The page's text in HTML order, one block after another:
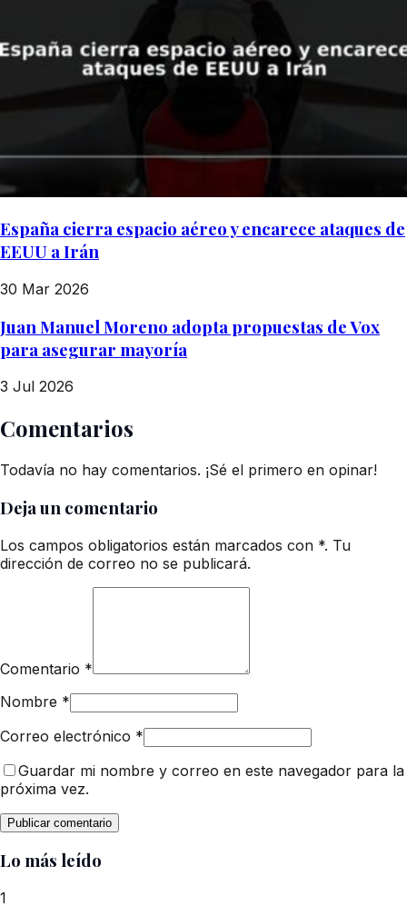
España cierra espacio aéreo y encarece ataques de
EEUU a Irán
30 Mar 2026
Juan Manuel Moreno adopta propuestas de Vox
para asegurar mayoría
3 Jul 2026
Comentarios
Todavía no hay comentarios. ¡Sé el primero en opinar!
Deja un comentario
Los campos obligatorios están marcados con *. Tu
dirección de correo no se publicará.
Comentario *
Nombre *
Correo electrónico *
Guardar mi nombre y correo en este navegador para la
próxima vez.
Lo más leído
1